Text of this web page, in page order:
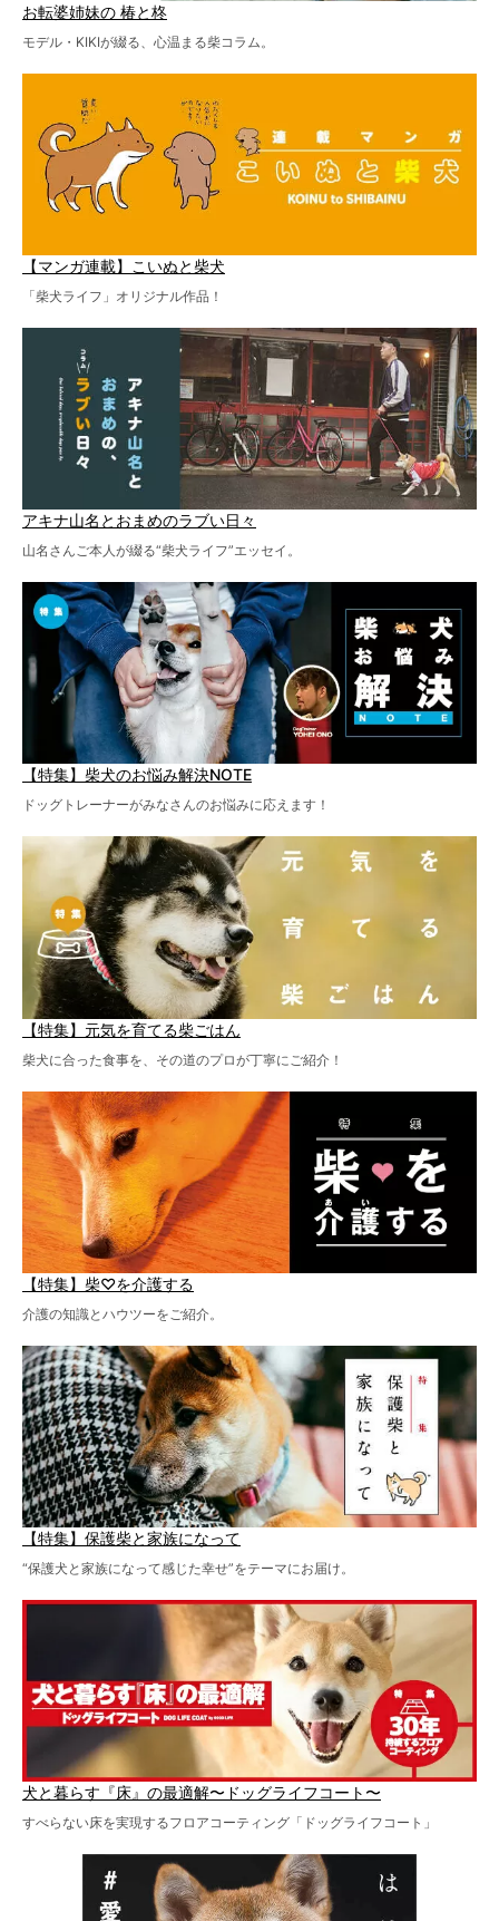
お転婆姉妹の 椿と柊
モデル・KIKIが綴る、心温まる柴コラム。
【マンガ連載】こいぬと柴犬
「柴犬ライフ」オリジナル作品！
アキナ山名とおまめのラブい日々
山名さんご本人が綴る“柴犬ライフ”エッセイ。
【特集】柴犬のお悩み解決NOTE
ドッグトレーナーがみなさんのお悩みに応えます！
【特集】元気を育てる柴ごはん
柴犬に合った食事を、その道のプロが丁寧にご紹介！
【特集】柴♡を介護する
介護の知識とハウツーをご紹介。
【特集】保護柴と家族になって
“保護犬と家族になって感じた幸せ”をテーマにお届け。
犬と暮らす『床』の最適解〜ドッグライフコート〜
すべらない床を実現するフロアコーティング「ドッグライフコート」